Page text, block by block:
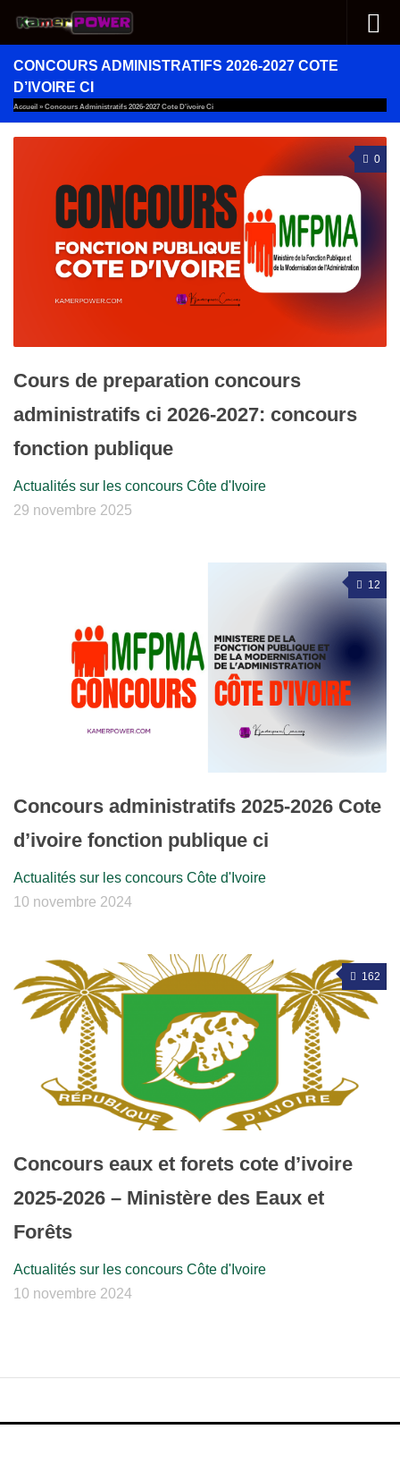
Au dessous du contenu
CONCOURS ADMINISTRATIFS 2026-2027 COTE
D’IVOIRE CI
Accueil » Concours Administratifs 2026-2027 Cote D'ivoire Ci
0
Cours de preparation concours
administratifs ci 2026-2027: concours
fonction publique
Actualités sur les concours Côte d'Ivoire
29 novembre 2025
12
Concours administratifs 2025-2026 Cote
d’ivoire fonction publique ci
Actualités sur les concours Côte d'Ivoire
10 novembre 2024
162
Concours eaux et forets cote d’ivoire
2025-2026 – Ministère des Eaux et
Forêts
Actualités sur les concours Côte d'Ivoire
10 novembre 2024